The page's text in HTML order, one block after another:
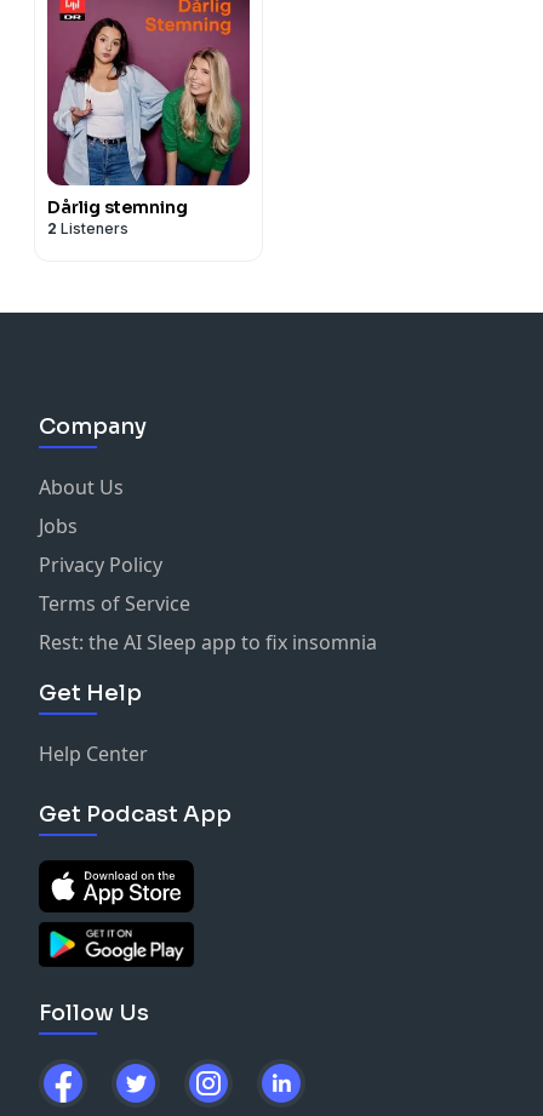
Dårlig stemning
2 Listeners
Company
About Us
Jobs
Privacy Policy
Terms of Service
Rest: the AI Sleep app to fix insomnia
Get Help
Help Center
Get Podcast App
Follow Us